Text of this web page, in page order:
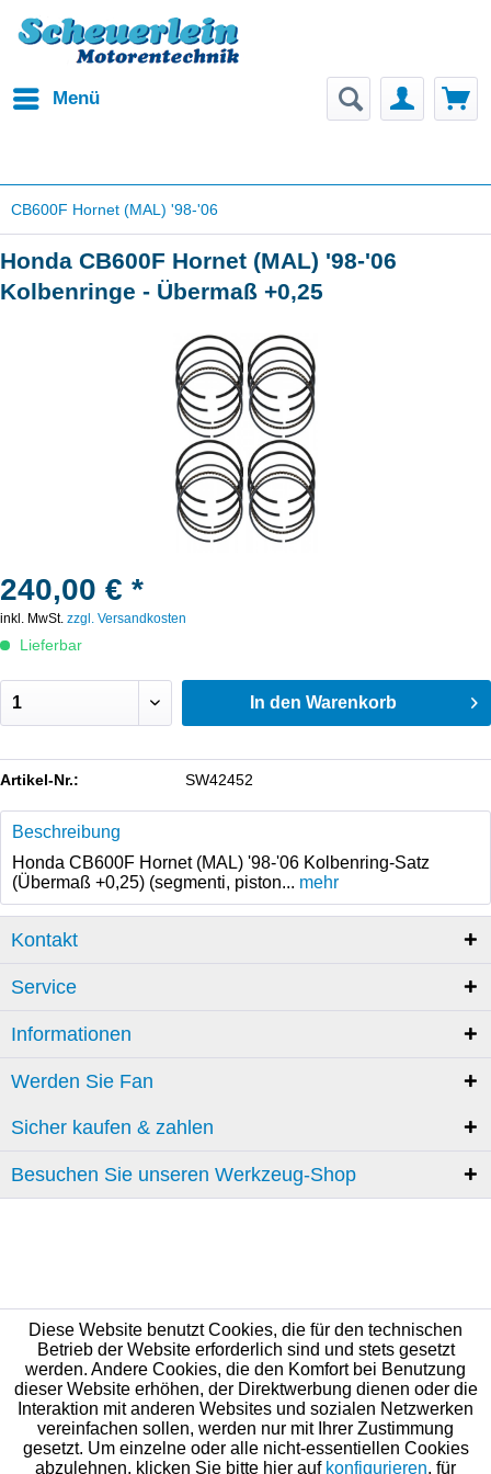
Menü
CB600F Hornet (MAL) '98-'06
Honda CB600F Hornet (MAL) '98-'06
Kolbenringe - Übermaß +0,25
240,00 € *
inkl. MwSt. zzgl. Versandkosten
Lieferbar
In den Warenkorb
Artikel-Nr.: SW42452
Beschreibung
Honda CB600F Hornet (MAL) '98-'06 Kolbenring-Satz
(Übermaß +0,25) (segmenti, piston... mehr
Kontakt
Service
Informationen
Werden Sie Fan
Sicher kaufen & zahlen
Besuchen Sie unseren Werkzeug-Shop
Diese Website benutzt Cookies, die für den technischen
Betrieb der Website erforderlich sind und stets gesetzt
werden. Andere Cookies, die den Komfort bei Benutzung
dieser Website erhöhen, der Direktwerbung dienen oder die
Interaktion mit anderen Websites und sozialen Netzwerken
vereinfachen sollen, werden nur mit Ihrer Zustimmung
gesetzt. Um einzelne oder alle nicht-essentiellen Cookies
abzulehnen, klicken Sie bitte hier auf konfigurieren, für